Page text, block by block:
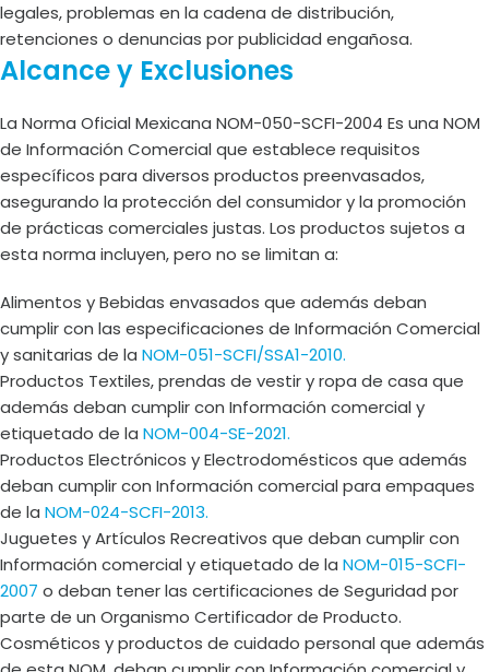
legales, problemas en la cadena de distribución,
retenciones o denuncias por publicidad engañosa.
Alcance y Exclusiones
La Norma Oficial Mexicana NOM-050-SCFI-2004 Es una NOM
de Información Comercial que establece requisitos
específicos para diversos productos preenvasados,
asegurando la protección del consumidor y la promoción
de prácticas comerciales justas. Los productos sujetos a
esta norma incluyen, pero no se limitan a:
Alimentos y Bebidas envasados que además deban
cumplir con las especificaciones de Información Comercial
y sanitarias de la NOM-051-SCFI/SSA1-2010.
Productos Textiles, prendas de vestir y ropa de casa que
además deban cumplir con Información comercial y
etiquetado de la NOM-004-SE-2021.
Productos Electrónicos y Electrodomésticos que además
deban cumplir con Información comercial para empaques
de la NOM-024-SCFI-2013.
Juguetes y Artículos Recreativos que deban cumplir con
Información comercial y etiquetado de la NOM-015-SCFI-
2007 o deban tener las certificaciones de Seguridad por
parte de un Organismo Certificador de Producto.
Cosméticos y productos de cuidado personal que además